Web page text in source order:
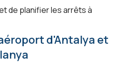
de planifier les arrêts à
d'Antalya et